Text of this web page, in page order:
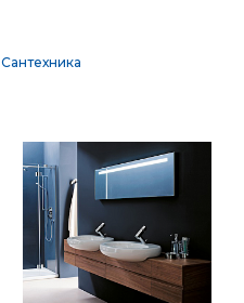
Сантехника